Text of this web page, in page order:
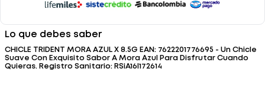
Lo que debes saber
CHICLE TRIDENT MORA AZUL X 8.5G EAN: 7622201776695 - Un Chicle
Suave Con Exquisito Sabor A Mora Azul Para Disfrutar Cuando
Quieras. Registro Sanitario: RSiA16I172614